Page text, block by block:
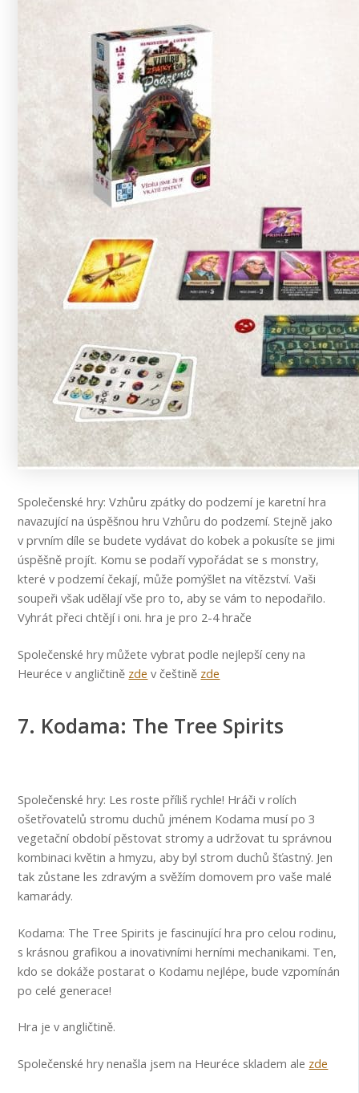
Společenské hry: Vzhůru zpátky do podzemí je karetní hra
navazující na úspěšnou hru Vzhůru do podzemí. Stejně jako
v prvním díle se budete vydávat do kobek a pokusíte se jimi
úspěšně projít. Komu se podaří vypořádat se s monstry,
které v podzemí čekají, může pomýšlet na vítězství. Vaši
soupeři však udělají vše pro to, aby se vám to nepodařilo.
Vyhrát přeci chtějí i oni. hra je pro 2-4 hrače
Společenské hry můžete vybrat podle nejlepší ceny na
Heuréce v angličtině zde v češtině zde
7. Kodama: The Tree Spirits
Společenské hry: Les roste příliš rychle! Hráči v rolích
ošetřovatelů stromu duchů jménem Kodama musí po 3
vegetační období pěstovat stromy a udržovat tu správnou
kombinaci květin a hmyzu, aby byl strom duchů šťastný. Jen
tak zůstane les zdravým a svěžím domovem pro vaše malé
kamarády.
Kodama: The Tree Spirits je fascinující hra pro celou rodinu,
s krásnou grafikou a inovativními herními mechanikami. Ten,
kdo se dokáže postarat o Kodamu nejlépe, bude vzpomínán
po celé generace!
Hra je v angličtině.
Společenské hry nenašla jsem na Heuréce skladem ale zde